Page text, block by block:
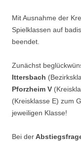
Mit Ausnahme der
Spielklassen auf
beendet.
Zunächst
Ittersbach
Pforzheim V
(Kreisklasse E) zum
jeweiligen Klasse!
Bei der